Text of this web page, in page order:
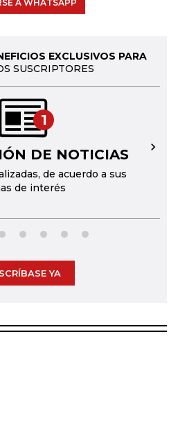
A WHATSAPP
EXCLUSIVOS PARA
SUSCRIPTORES
1
DE NOTICIAS
de acuerdo a sus
de interés
→
YA